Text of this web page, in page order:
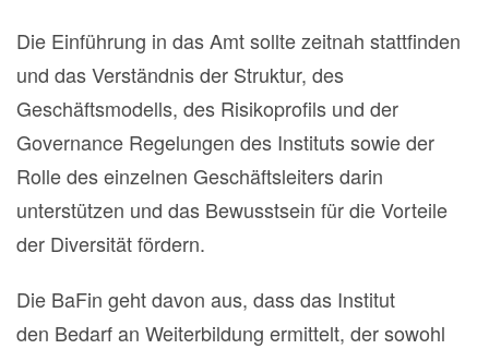
Die Einführung in das Amt sollte zeitnah stattfinden
und das Verständnis der Struktur, des
Geschäftsmodells, des Risikoprofils und der
Governance Regelungen des Instituts sowie der
Rolle des einzelnen Geschäftsleiters darin
unterstützen und das Bewusstsein für die Vorteile
der Diversität fördern.
Die BaFin geht davon aus, dass das Institut
den Bedarf an Weiterbildung ermittelt, der sowohl